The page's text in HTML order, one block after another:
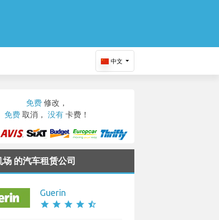
中文
免费 修改，
免费 取消， 没有 卡费！
的汽车租赁公司
Guerin
star star star star star_half